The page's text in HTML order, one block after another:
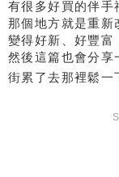
有很多好買的伴手
那個地方就是重新
變得好新、好豐富
然後這篇也會分享
街累了去那裡鬆一